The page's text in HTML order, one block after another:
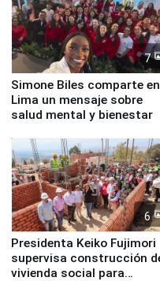
7
Simone Biles comparte en
Lima un mensaje sobre
salud mental y bienestar
6
Presidenta Keiko Fujimori
supervisa construcción
vivienda social para